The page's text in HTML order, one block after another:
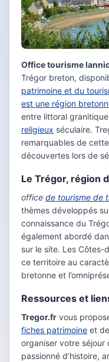
Office tourisme
Trégor breton,
patrimoine et du
est une région
entre littoral
religieux séculaire.
remarquables de
découvertes lors de
Le Trégor, région
office de tourisme de
thèmes développés
connaissance du
également abordé
sur le site. Les Côtes-
ce territoire au
bretonne et
Ressources et
Tregor.fr vous
fiches patrimoine et
organiser votre séjour
passionné d’histoire,